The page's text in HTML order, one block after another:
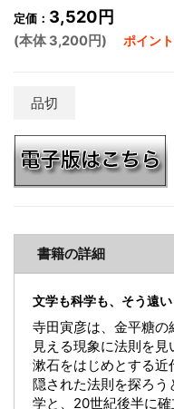
定価： 3,520円
(本体 3,200円) ポイン
品切
書籍の詳細
文学も科学も、そう遠
寺田寅彦は、金平糖
見える現象に法則を
漱石をはじめとする
隠された法則を探ろ
学と、20世紀後半に